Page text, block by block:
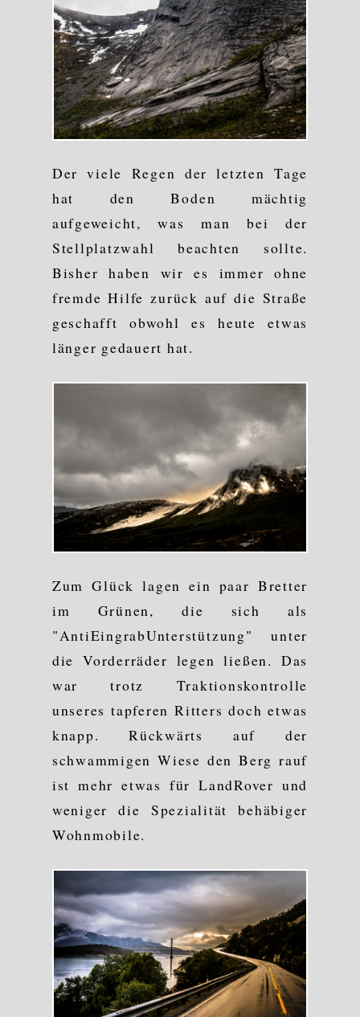
Der viele Regen der letzten Tage
hat den Boden mächtig
aufgeweicht, was man bei der
Stellplatzwahl beachten sollte.
Bisher haben wir es immer ohne
fremde Hilfe zurück auf die Straße
geschafft obwohl es heute etwas
länger gedauert hat.
Zum Glück lagen ein paar Bretter
im Grünen, die sich als
"AntiEingrabUnterstützung" unter
die Vorderräder legen ließen. Das
war trotz Traktionskontrolle
unseres tapferen Ritters doch etwas
knapp. Rückwärts auf der
schwammigen Wiese den Berg rauf
ist mehr etwas für LandRover und
weniger die Spezialität behäbiger
Wohnmobile.